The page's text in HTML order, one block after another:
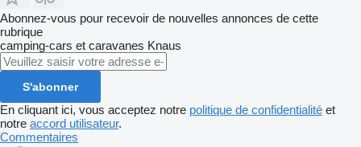
Abonnez-vous pour recevoir de nouvelles annonces de cette
rubrique
camping-cars et caravanes Knaus
S'abonner
En cliquant ici, vous acceptez notre politique de confidentialité et
notre accord utilisateur.
Commentaires